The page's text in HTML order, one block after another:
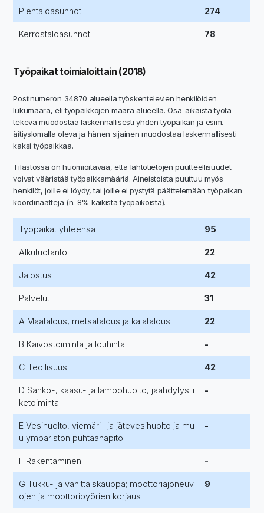
Pientaloasunnot 274
Kerrostaloasunnot 78
Työpaikat toimialoittain (2018)
Postinumeron 34870 alueella työskentelevien henkilöiden
lukumäärä, eli työpaikkojen määrä alueella. Osa-aikaista työtä
tekevä muodostaa laskennallisesti yhden työpaikan ja esim.
äitiyslomalla oleva ja hänen sijainen muodostaa laskennallisesti
kaksi työpaikkaa.
Tilastossa on huomioitavaa, että lähtötietojen puutteellisuudet
voivat vääristää työpaikkamääriä. Aineistoista puuttuu myös
henkilöt, joille ei löydy, tai joille ei pystytä päättelemään työpaikan
koordinaatteja (n. 8% kaikista työpaikoista).
Työpaikat yhteensä 95
Alkutuotanto 22
Jalostus 42
Palvelut 31
A Maatalous, metsätalous ja kalatalous 22
B Kaivostoiminta ja louhinta -
C Teollisuus 42
D Sähkö-, kaasu- ja lämpöhuolto, jäähdytyslii
ketoiminta
-
E Vesihuolto, viemäri- ja jätevesihuolto ja mu
u ympäristön puhtaanapito
-
F Rakentaminen -
G Tukku- ja vähittäiskauppa; moottoriajoneuv
ojen ja moottoripyörien korjaus
9